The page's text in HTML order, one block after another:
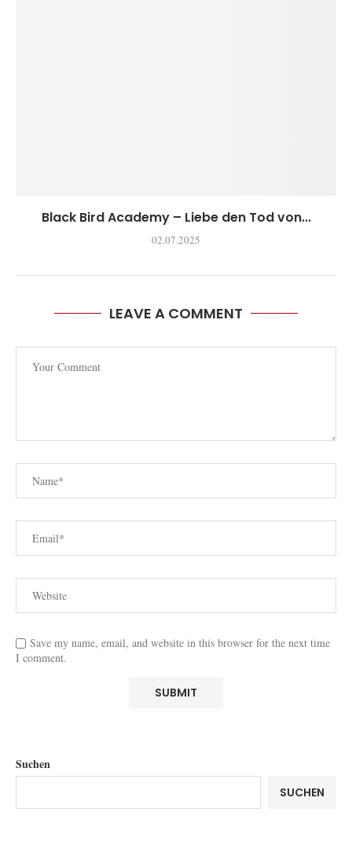
Black Bird Academy – Liebe den Tod von...
02.07.2025
LEAVE A COMMENT
Save my name, email, and website in this browser for the next time
I comment.
Suchen
SUCHEN